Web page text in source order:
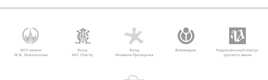
МГУ имени
М.В. Ломоносова
Фонд
AVC Charity
Фонд
Михаила Прохорова
Викимедиа
Национальный корпус
русского языка